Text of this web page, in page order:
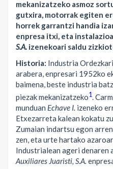
mekanizatzeko asmoz
gutxira, motorrak egiten
horrek garrantzi handia
enpresa itxi, eta
S.A. izenekoari saldu
Historia: Industria
arabera, enpresari 1952ko
baimena, beste industria
piezak mekanizatzeko1 .
munduan Echave I. izeneko
Etxezarreta kalean kokatu
Zumaian indartsu egon
zen, eta urte hartako
Industrialean ageri denaren
Auxiliares Juaristi, S.A.